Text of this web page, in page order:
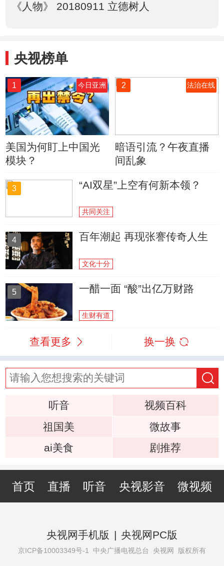
《人物》 20180911 立德树人
央视榜单
1 今日亚洲
美国为何盯上中国光
模块？
2 法治在线
暗语引流？午夜直播
间乱象
3 “AI双星”上空有何新本领？
共同关注
4 百年潮起 再现张謇传奇人生
文化十分
5 一醋一面 “酸”出亿万财路
生财有道
查看更多 换一换
听音
视频百科
祖国美
微故事
ai美食
剧推荐
首页 直播 听音 央视影音 微视频
央视网手机版 | 央视网PC版
京ICP备10003349号-1 中央广播电视总台 央视网 版权所有